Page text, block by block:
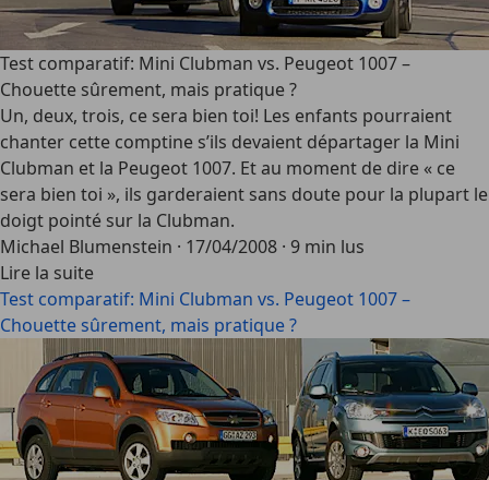
Test comparatif: Mini Clubman vs. Peugeot 1007 –
Chouette sûrement, mais pratique ?
Un, deux, trois, ce sera bien toi! Les enfants pourraient
chanter cette comptine s’ils devaient départager la Mini
Clubman et la Peugeot 1007. Et au moment de dire « ce
sera bien toi », ils garderaient sans doute pour la plupart le
doigt pointé sur la Clubman.
Michael Blumenstein · 17/04/2008 · 9 min lus
Lire la suite
Test comparatif: Mini Clubman vs. Peugeot 1007 –
Chouette sûrement, mais pratique ?